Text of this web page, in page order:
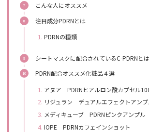
こんな人にオススメ
注目成分PDRNとは
PDRNの種類
シートマスクに配合されているC-PDRNとは
PDRN配合オススメ化粧品４選
アヌア PDRNヒアルロン酸カプセル
リジュラン デュアルエフェクトアンプ
メディキューブ PDRNピンクアンプル
IOPE PDRNカフェインショット